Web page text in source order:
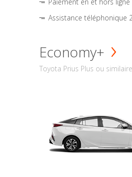
Assistance téléphonique
Economy+
Toyota Prius Plus ou similaire